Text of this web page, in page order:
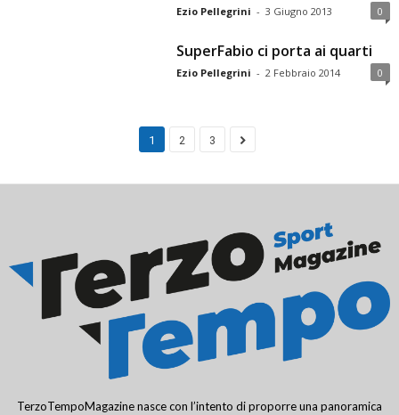
Ezio Pellegrini - 3 Giugno 2013 0
SuperFabio ci porta ai quarti
Ezio Pellegrini - 2 Febbraio 2014 0
1 2 3
TerzoTempoMagazine nasce con l’intento di proporre una panoramica